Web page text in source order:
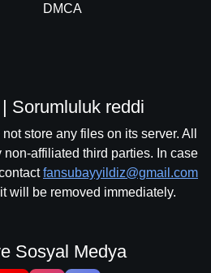
DMCA
Sorumluluk reddi
store any files on its server. All
affiliated third parties. In case
fansubayyildiz@gmail.com
will be removed immediately.
Sosyal Medya